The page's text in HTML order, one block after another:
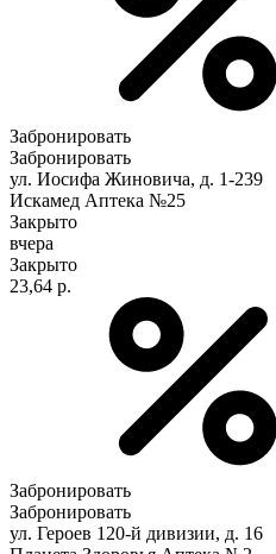
Забронировать
Забронировать
ул. Иосифа Жиновича, д. 1-239
Искамед Аптека №25
Закрыто
вчера
Закрыто
23,64 р.
Забронировать
Забронировать
ул. Героев 120-й дивизии, д. 16